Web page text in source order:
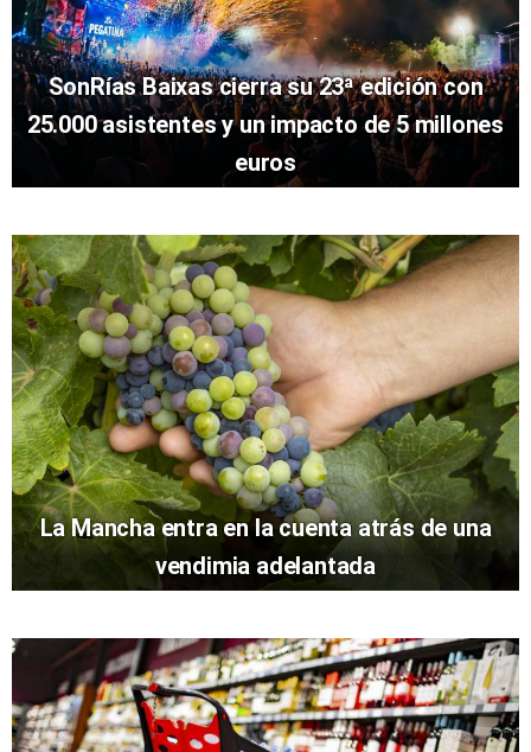
SonRías Baixas cierra su 23ª edición con
25.000 asistentes y un impacto de 5 millones
euros
La Mancha entra en la cuenta atrás de una
vendimia adelantada